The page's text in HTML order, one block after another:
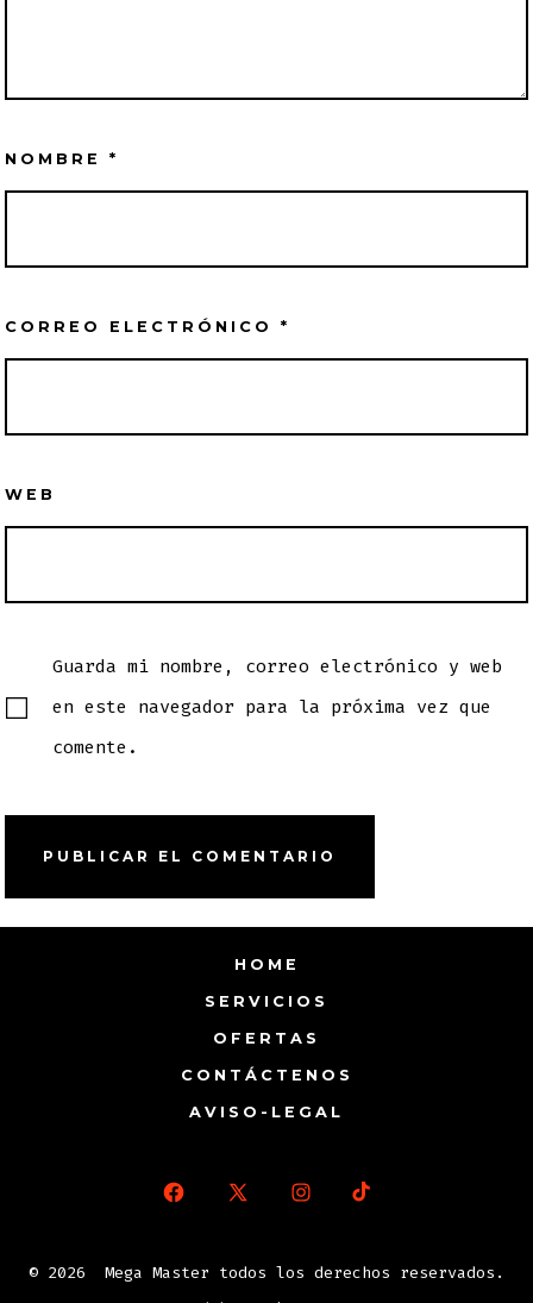
NOMBRE *
CORREO ELECTRÓNICO *
WEB
Guarda mi nombre, correo electrónico y web
en este navegador para la próxima vez que
comente.
HOME
SERVICIOS
OFERTAS
CONTÁCTENOS
AVISO-LEGAL
Abrir
en
Abrir
en
Abrir
en
Abrir
en
© 2026 Mega Master todos los derechos reservados.